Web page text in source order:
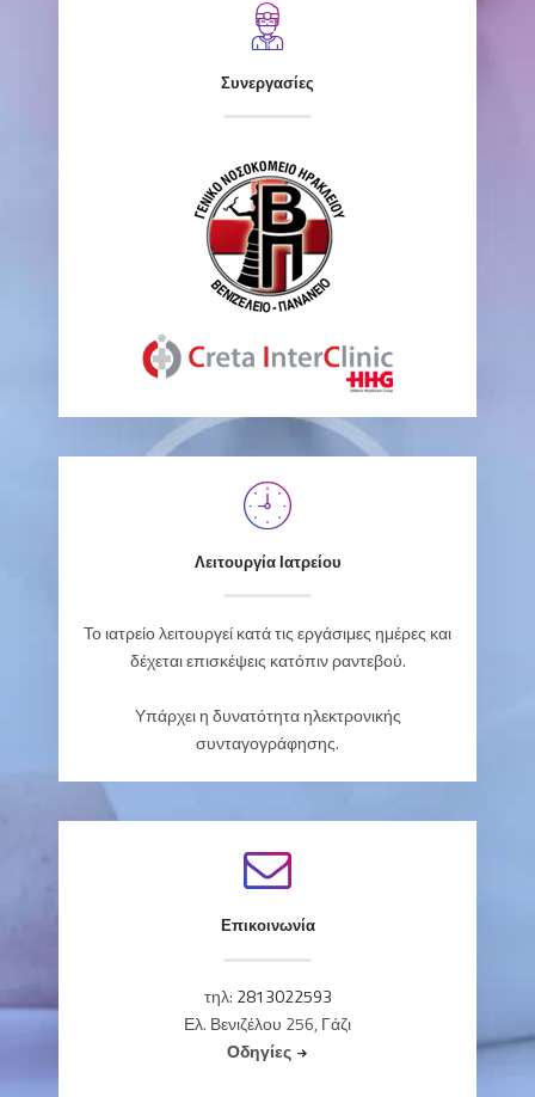
Συνεργασίες
Λειτουργία Ιατρείου
Το ιατρείο λειτουργεί κατά τις εργάσιμες ημέρες και
δέχεται επισκέψεις κατόπιν ραντεβού.
Υπάρχει η δυνατότητα ηλεκτρονικής
συνταγογράφησης.
Επικοινωνία
τηλ: 2813022593
Ελ. Βενιζέλου 256, Γάζι
Οδηγίες